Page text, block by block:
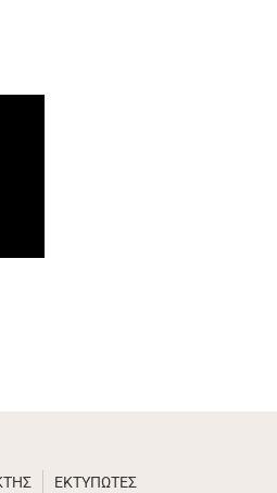
ΕΚΤΥΠΩΤΕΣ